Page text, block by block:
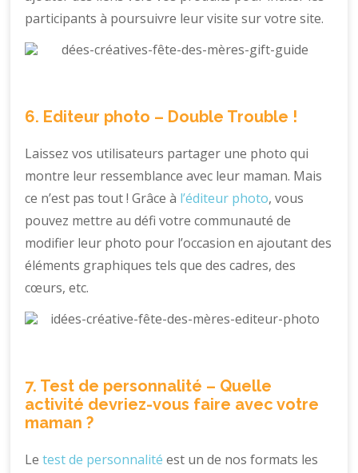
participants à poursuivre leur visite sur votre site.
6. Editeur photo – Double Trouble !
Laissez vos utilisateurs partager une photo qui
montre leur ressemblance avec leur maman. Mais
ce n’est pas tout ! Grâce à l’éditeur photo, vous
pouvez mettre au défi votre communauté de
modifier leur photo pour l’occasion en ajoutant des
éléments graphiques tels que des cadres, des
cœurs, etc.
7. Test de personnalité – Quelle
activité devriez-vous faire avec votre
maman ?
Letest de personnalité est un de nos formats les